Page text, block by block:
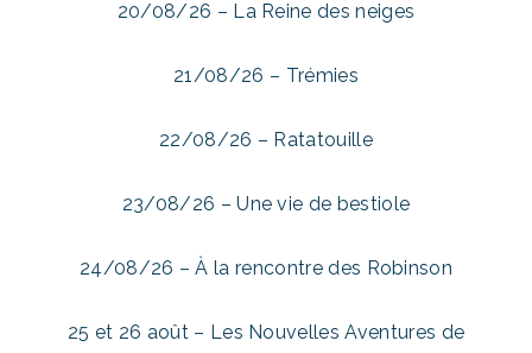
20/08/26 – La Reine des neiges
21/08/26 – Trémies
22/08/26 – Ratatouille
23/08/26 – Une vie de bestiole
24/08/26 – À la rencontre des Robinson
25 et 26 août – Les Nouvelles Aventures de